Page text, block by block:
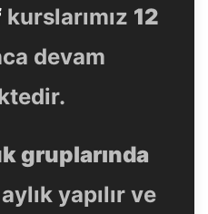
kurslarımız 12
devam
gruplarında
yapılır ve